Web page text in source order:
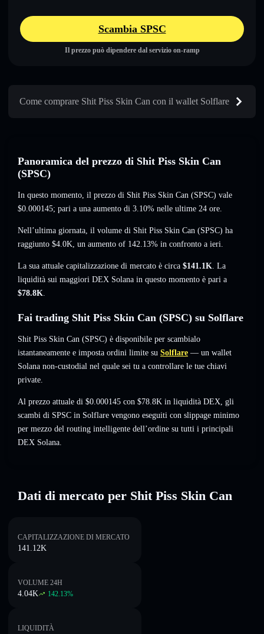
Scambia SPSC
Il prezzo può dipendere dal servizio on-ramp
Come comprare Shit Piss Skin Can con il wallet Solflare
Panoramica del prezzo di Shit Piss Skin Can
(SPSC)
In questo momento, il prezzo di Shit Piss Skin Can (SPSC) vale
$0.000145; pari a una aumento di 3.10% nelle ultime 24 ore.
Nell’ultima giornata, il volume di Shit Piss Skin Can (SPSC) ha
raggiunto $4.0K, un aumento of 142.13% in confronto a ieri.
La sua attuale capitalizzazione di mercato è circa $141.1K. La
liquidità sui maggiori DEX Solana in questo momento è pari a
$78.8K.
Fai trading Shit Piss Skin Can (SPSC) su Solflare
Shit Piss Skin Can (SPSC) è disponibile per scambialo
istantaneamente e imposta ordini limite su Solflare — un wallet
Solana non-custodial nel quale sei tu a controllare le tue chiavi
private.
Al prezzo attuale di $0.000145 con $78.8K in liquidità DEX, gli
scambi di SPSC in Solflare vengono eseguiti con slippage minimo
per mezzo del routing intelligente dell’ordine su tutti i principali
DEX Solana.
Dati di mercato per Shit Piss Skin Can
CAPITALIZZAZIONE DI MERCATO
141.12K
VOLUME 24H
4.04K 142.13%
LIQUIDITÀ